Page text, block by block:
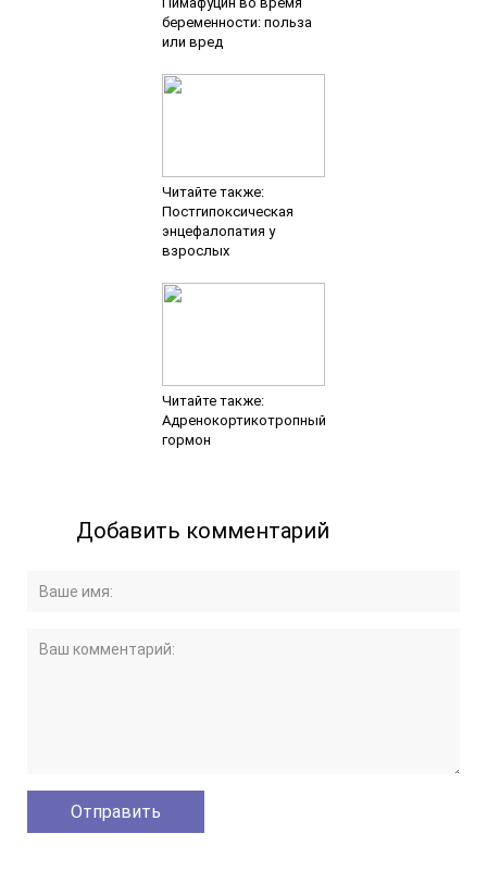
беременности: польза
или вред
Читайте также:
Постгипоксическая
энцефалопатия у
взрослых
Читайте также:
Адренокортикотропный
гормон
Добавить комментарий